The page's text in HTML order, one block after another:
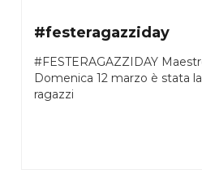
#festeragazziday
#FESTERAGAZZIDAY
Domenica 12 marzo è stata
ragazzi